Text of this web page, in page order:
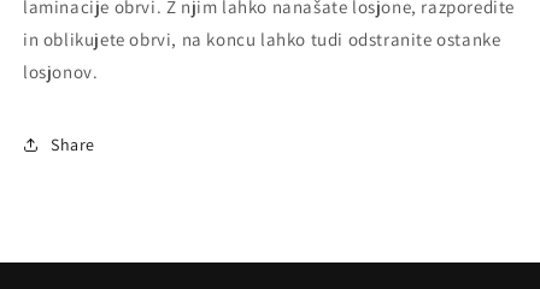
laminacije obrvi. Z njim lahko nanašate losjone, razporedite
in oblikujete obrvi, na koncu lahko tudi odstranite ostanke
losjonov.
Share